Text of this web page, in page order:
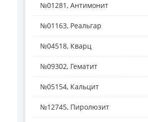
№01281, Антимонит
№01163, Реальгар
№04518, Кварц
№09302, Гематит
№05154, Кальцит
№12745, Пиролюзит